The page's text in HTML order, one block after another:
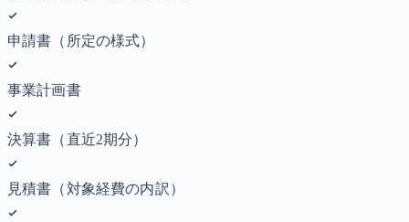
申請書（所定の様式）
事業計画書
決算書（直近2期分）
見積書（対象経費の内訳）